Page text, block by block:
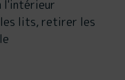
l'intérieur
lits, retirer les